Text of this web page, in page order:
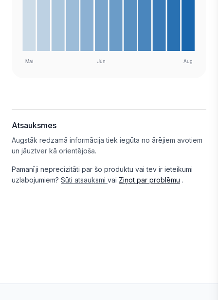
Atsauksmes
Augstāk redzamā informācija tiek iegūta no ārējiem avotiem
un jāuztver kā orientējoša.
Pamanīji neprecizitāti par šo produktu vai tev ir ieteikumi
uzlabojumiem? Sūti atsauksmi vai Ziņot par problēmu .